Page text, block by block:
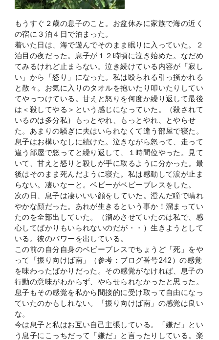
もうすぐ２歳の息子のこと。お盆休みに家族で海の近く
の宿に３泊４日で泊まった。
着いた日は、海で遊んでそのまま眠りに入っていた。２
泊目の夜だった。息子が１２時頃に泣き始めた。なだめ
てみるけれど止まらない。泣き続けている内容が「寂し
い」から「怒り」になった。私は殴られる引っ掻かれる
と散々。お気に入りのタオルを抱いたり叩いたりしてい
てやっつけている。甘えと怒りを何度か繰り返して最後
は＜殺してやる＞という感じになっていた。（殺されて
いるのは多分私）もっとやれ、もっとやれ、とやらせ
た。あまりの騒ぎに夫はいられなくて違う部屋で寝た。
息子はお構いなしに続けた。泣きながら怒って、走って
違う部屋で怒ってと繰り返して、１時間位やった。見て
いて、甘えと怒りと殺しが手に取るように分かった。最
後はそのまま死んだように寝た。私は感動して涙が止ま
らない。凄いなーと。ベビーがベビーブレスをした。
次の日、息子は凄いいい顔をしていた。澄んだ瞳で晴れ
やかな顔だった。あれが生きるという事か！溜まってい
たのを全部出していた。（溜めさせていたのは私で、感
心してばかりもいられないのだが・・）生きようとして
いる。彼のパワーを出している。
この前の自分自身のベビーブレスでちょうど「死」をや
って「振り向けば南」（参考：ブログ番号242）の感覚
を味わったばかりだった。その感覚がなければ、息子の
行動の意味がわからず、やらせられなかったと思った。
息子もその感覚を私から間接的に受け取って自由になっ
ていたのかもしれない。「振り向けば南」の感覚は良い
な。
今は息子と私はお互い自己主張している。「嫌だ」とい
う息子にこっちだって「嫌だ」と言ったりしている。楽